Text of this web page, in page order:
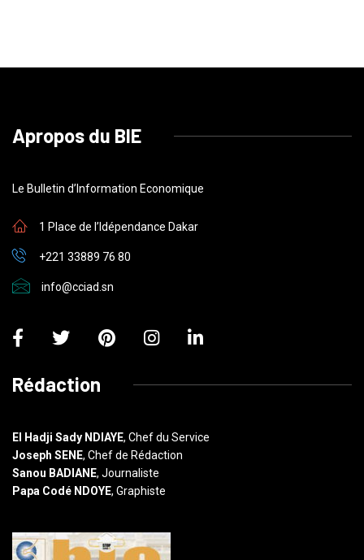
Apropos du BIE
Le Bulletin d’Information Economique
1 Place de l’Idépendance Dakar
+221 33889 76 80
info@cciad.sn
Rédaction
El Hadji Sady NDIAYE, Chef du Service
Joseph SENE, Chef de Rédaction
Sanou BADIANE, Journaliste
Papa Codé NDOYE, Graphiste